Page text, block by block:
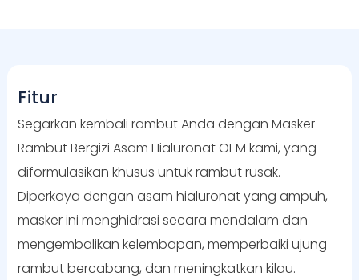
Fitur
Segarkan kembali rambut Anda dengan Masker
Rambut Bergizi Asam Hialuronat OEM kami, yang
diformulasikan khusus untuk rambut rusak.
Diperkaya dengan asam hialuronat yang ampuh,
masker ini menghidrasi secara mendalam dan
mengembalikan kelembapan, memperbaiki ujung
rambut bercabang, dan meningkatkan kilau.